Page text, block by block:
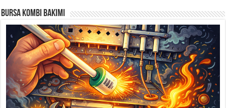
Bursa Kombi Bakımı